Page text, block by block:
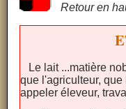
Retour en
Le lait ...matière
que l'agriculteur,
appeler éleveur,